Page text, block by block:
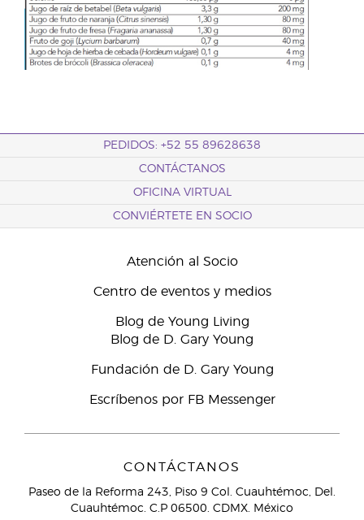
PEDIDOS: +52 55 89628638
CONTÁCTANOS
OFICINA VIRTUAL
CONVIÉRTETE EN SOCIO
Atención al Socio
Centro de eventos y medios
Blog de Young Living
Blog de D. Gary Young
Fundación de D. Gary Young
Escríbenos por FB Messenger
CONTÁCTANOS
Paseo de la Reforma 243, Piso 9 Col. Cuauhtémoc, Del.
Cuauhtémoc. C.P 06500. CDMX. México